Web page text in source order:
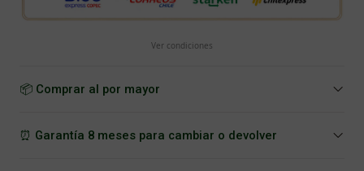
Ver condiciones
📦 Comprar al por mayor
⏰ Garantía 8 meses para cambiar o devolver